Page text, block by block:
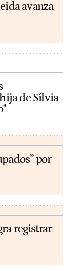
avanza
de Sílvia
por
registrar